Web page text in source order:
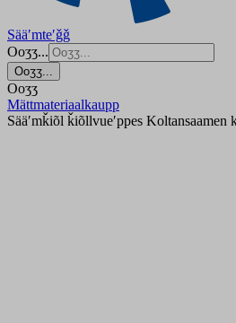
Sääʹmteʹǧǧ
Ooʒʒ...
Ooʒʒ...
Ooʒʒ
Mättmateriaalkaupp
Sääʹmǩiõl ǩiõllvueʹppes Koltansaamen